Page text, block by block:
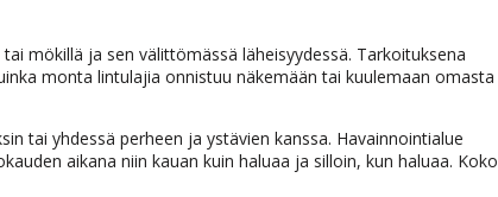
mökillä ja sen välittömässä läheisyydessä. Tarkoituksena
monta lintulajia onnistuu näkemään tai kuulemaan omasta
tai yhdessä perheen ja ystävien kanssa. Havainnointialue
aikana niin kauan kuin haluaa ja silloin, kun haluaa. Koko